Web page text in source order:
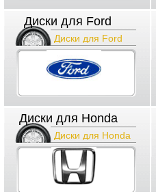
Диски для Ford
Диски для Ford
Диски для Honda
Диски для Honda